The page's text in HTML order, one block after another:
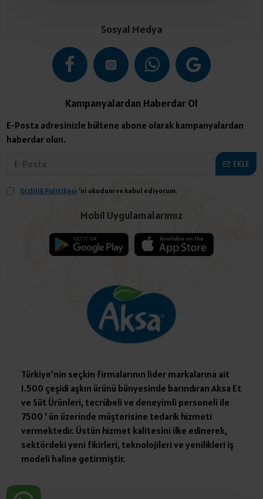
Sosyal Medya
Kampanyalardan Haberdar Ol
E-Posta adresinizle bültene abone olarak kampanyalardan
haberdar olun.
EKLE
Gizlilik Politikası 'ni okudum ve kabul ediyorum.
Mobil Uygulamalarımız
Türkiye’nin seçkin firmalarının lider markalarına ait
1.500 çeşidi aşkın ürünü bünyesinde barındıran Aksa Et
ve Süt Ürünleri, tecrübeli ve deneyimli personeli ile
7500 ‘ ün üzerinde müşterisine tedarik hizmeti
vermektedir. Üstün hizmet kalitesini ilke edinerek,
sektördeki yeni fikirleri, teknolojileri ve yenilikleri iş
modeli haline getirmiştir.